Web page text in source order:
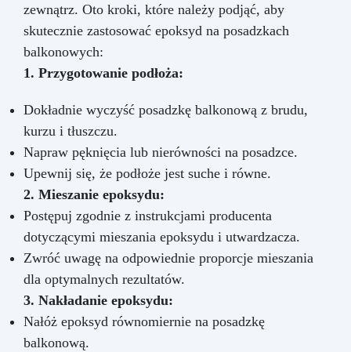
zewnątrz. Oto kroki, które należy podjąć, aby
skutecznie zastosować epoksyd na posadzkach
balkonowych:
1. Przygotowanie podłoża:
Dokładnie wyczyść posadzkę balkonową z brudu,
kurzu i tłuszczu.
Napraw pęknięcia lub nierówności na posadzce.
Upewnij się, że podłoże jest suche i równe.
2. Mieszanie epoksydu:
Postępuj zgodnie z instrukcjami producenta
dotyczącymi mieszania epoksydu i utwardzacza.
Zwróć uwagę na odpowiednie proporcje mieszania
dla optymalnych rezultatów.
3. Nakładanie epoksydu:
Nałóż epoksyd równomiernie na posadzkę
balkonową.